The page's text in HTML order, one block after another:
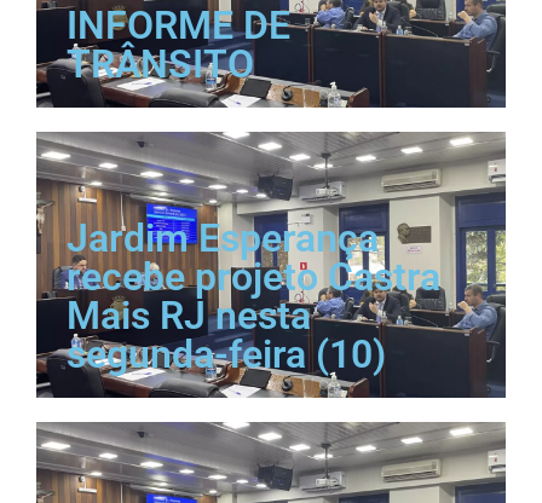
INFORME DE
TRÂNSITO
Jardim Esperança
recebe projeto Castra
Mais RJ nesta
segunda-feira (10)